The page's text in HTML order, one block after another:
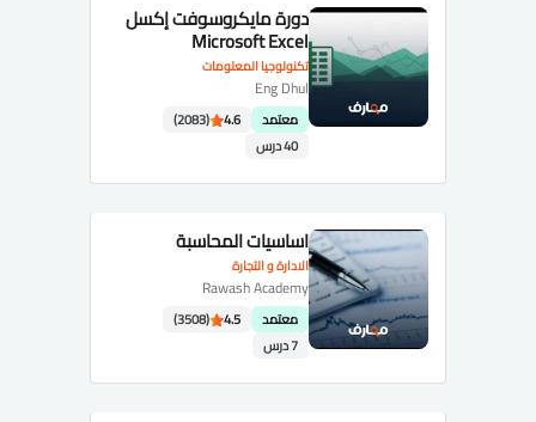
تكنولوجيا المعلومات
دورة مايكروسوفت إكسل
Microsoft Excel
Eng Dhul
معتمد 4.6
(2083)
40 درس
الادارة و التجارة
اساسيات المحاسبة
Rawash Academy
معتمد 4.5
(3508)
7 درس